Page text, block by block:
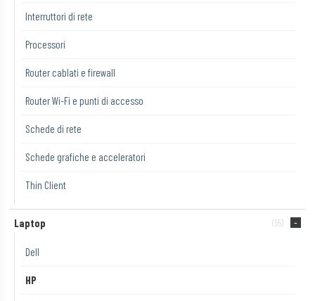
Interruttori di rete
Processori
Router cablati e firewall
Router Wi-Fi e punti di accesso
Schede di rete
Schede grafiche e acceleratori
Thin Client
Laptop (55)
Dell
HP